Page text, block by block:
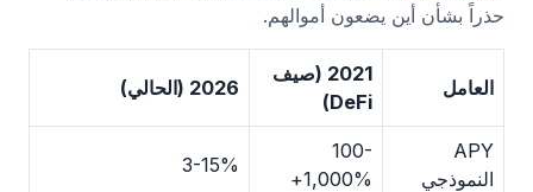
حذراً بشأن أين يضعون أموالهم.
العامل
2021 (صيف
DeFi)
2026 (الحالي)
APY
النموذجي
100-
1,000%+
3-15%